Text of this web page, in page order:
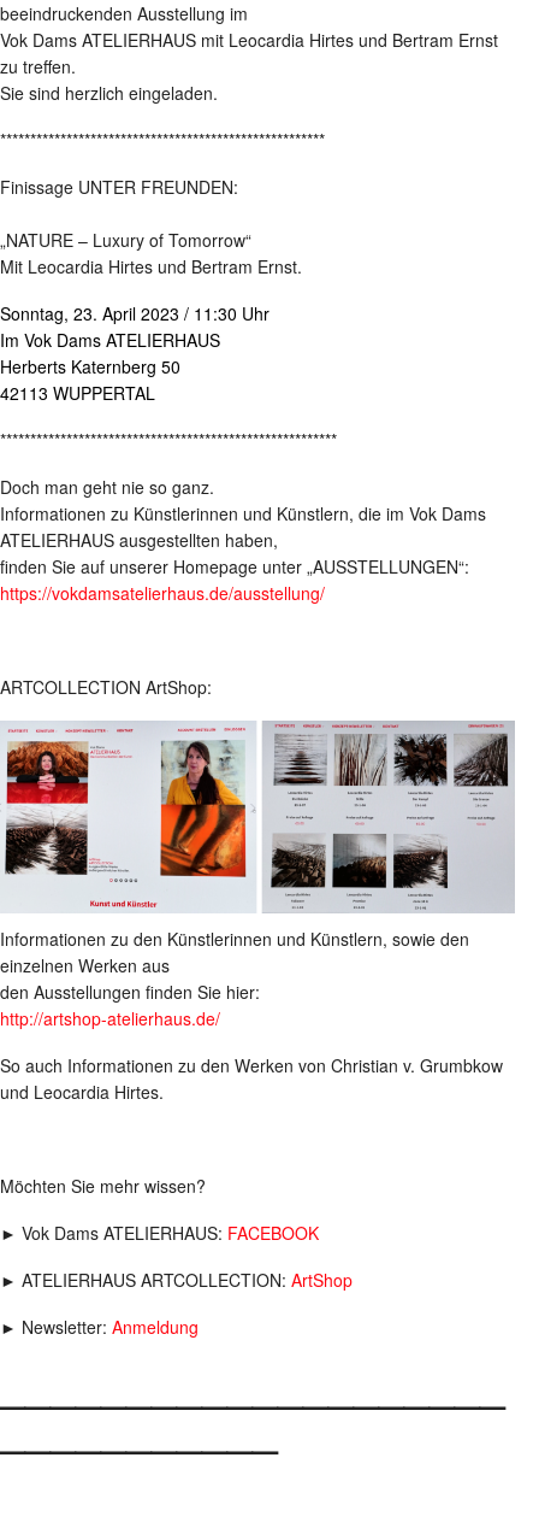
beeindruckenden Ausstellung im
Vok Dams ATELIERHAUS mit Leocardia Hirtes und Bertram Ernst
zu treffen.
Sie sind herzlich eingeladen.
******************************************************
Finissage UNTER FREUNDEN:
„NATURE – Luxury of Tomorrow“
Mit Leocardia Hirtes und Bertram Ernst.
Sonntag, 23. April 2023 / 11:30 Uhr
Im Vok Dams ATELIERHAUS
Herberts Katernberg 50
42113 WUPPERTAL
********************************************************
Doch man geht nie so ganz.
Informationen zu Künstlerinnen und Künstlern, die im Vok Dams
ATELIERHAUS ausgestellten haben,
finden Sie auf unserer Homepage unter „AUSSTELLUNGEN“:
https://vokdamsatelierhaus.de/ausstellung/
ARTCOLLECTION ArtShop:
Informationen zu den Künstlerinnen und Künstlern, sowie den
einzelnen Werken aus
den Ausstellungen finden Sie hier:
http://artshop-atelierhaus.de/
So auch Informationen zu den Werken von Christian v. Grumbkow
und Leocardia Hirtes.
Möchten Sie mehr wissen?
► Vok Dams ATELIERHAUS: FACEBOOK
► ATELIERHAUS ARTCOLLECTION: ArtShop
► Newsletter: Anmeldung
___________